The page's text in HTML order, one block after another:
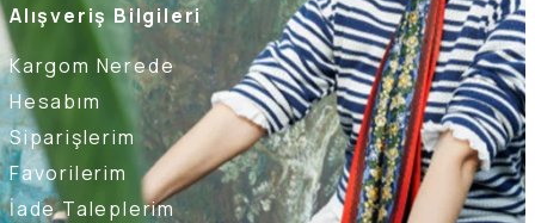
Alışveriş Bilgileri
Kargom Nerede
Hesabım
Siparişlerim
Favorilerim
İade Taleplerim